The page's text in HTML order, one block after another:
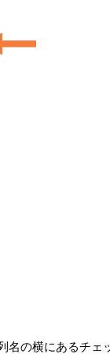
の横にあるチェ